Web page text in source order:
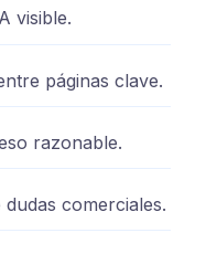
visible.
páginas clave.
razonable.
comerciales.